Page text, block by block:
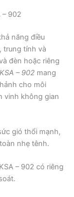
– 902
năng điều
trung tính và
đèn hoặc riêng
– 902 mang
cho môi
vinh không gian
gió thổi mạnh,
nhẹ tênh.
– 902 có riêng